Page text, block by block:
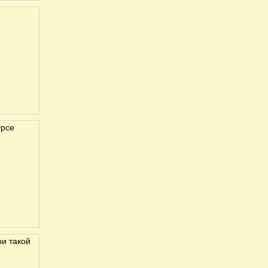
такой